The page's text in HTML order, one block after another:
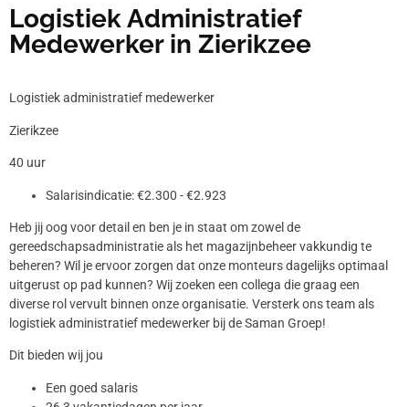
Logistiek Administratief
Medewerker in Zierikzee
Logistiek administratief medewerker
Zierikzee
40 uur
Salarisindicatie: €2.300 - €2.923
Heb jij oog voor detail en ben je in staat om zowel de
gereedschapsadministratie als het magazijnbeheer vakkundig te
beheren? Wil je ervoor zorgen dat onze monteurs dagelijks optimaal
uitgerust op pad kunnen? Wij zoeken een collega die graag een
diverse rol vervult binnen onze organisatie. Versterk ons team als
logistiek administratief medewerker bij de Saman Groep!
Dit bieden wij jou
Een goed salaris